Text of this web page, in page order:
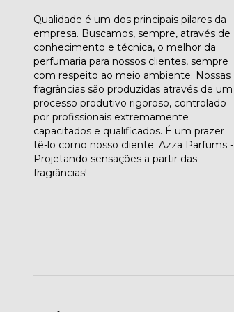
Qualidade é um dos principais pilares da
empresa. Buscamos, sempre, através de
conhecimento e técnica, o melhor da
perfumaria para nossos clientes, sempre
com respeito ao meio ambiente. Nossas
fragrâncias são produzidas através de um
processo produtivo rigoroso, controlado
por profissionais extremamente
capacitados e qualificados. É um prazer
tê-lo como nosso cliente. Azza Parfums -
Projetando sensações a partir das
fragrâncias!